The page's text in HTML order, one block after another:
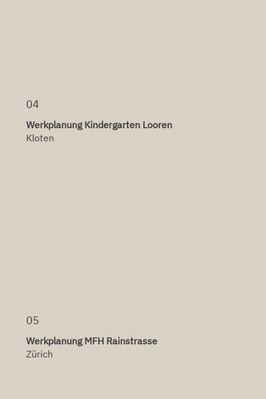
04
Werkplanung Kindergarten Looren
Kloten
05
Werkplanung MFH Rainstrasse
Zürich